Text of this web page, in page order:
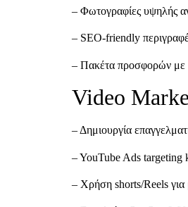
– Φωτογραφίες υψηλής
– SEO-friendly
– Πακέτα προσφορών με
Video
– Δημιουργία
– YouTube Ads targeting
– Χρήση shorts/Reels για